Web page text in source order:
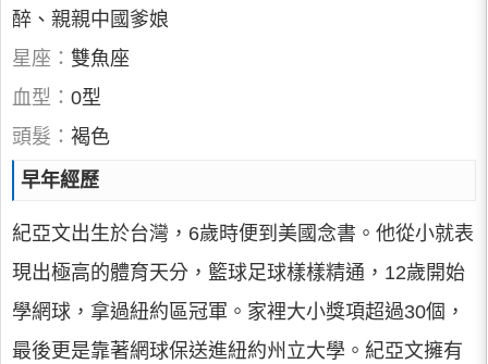
醉、親親中國爹娘
星座： 雙魚座
血型： 0型
頭髮： 褐色
早年經歷
紀亞文出生於台灣，6歲時便到美國念書。他從小就表
現出極高的體育天分，籃球足球樣樣精通，12歲開始
學網球，拿過紐約區冠軍。家裡大小獎項超過30個，
最後更是靠著網球保送進紐約州立大學。紀亞文擁有